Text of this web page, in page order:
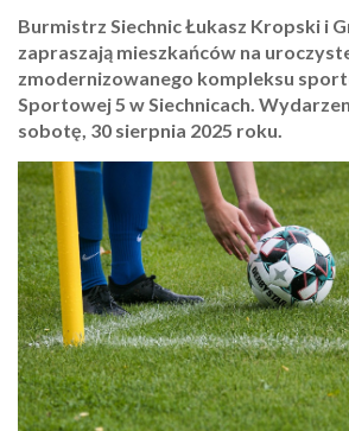
Burmistrz Siechnic Łukasz Kropski i
zapraszają mieszkańców na
zmodernizowanego kompleksu
Sportowej 5 w Siechnicach.
sobotę, 30 sierpnia 2025 roku.